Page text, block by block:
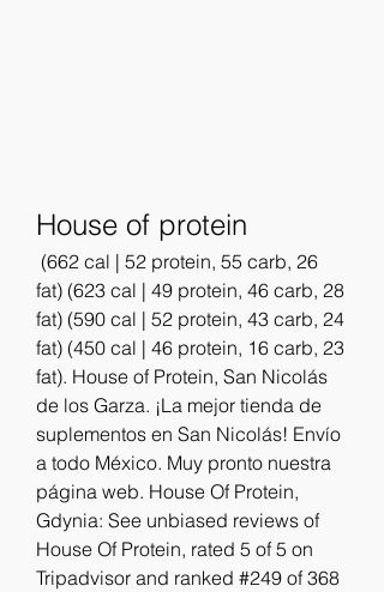
House of protein
fat) (623 cal | 49 protein, 46 carb, 28
fat) (590 cal | 52 protein, 43 carb, 24
fat) (450 cal | 46 protein, 16 carb, 23
fat). House of Protein, San Nicolás
de los Garza. ¡La mejor tienda de
suplementos en San Nicolás! Envío
a todo México. Muy pronto nuestra
página web. House Of Protein,
Gdynia: See unbiased reviews of
House Of Protein, rated 5 of 5 on
Tripadvisor and ranked #249 of 368